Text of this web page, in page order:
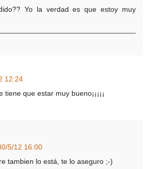
Yo la verdad es que estoy muy
12:24
que estar muy bueno¡¡¡¡¡
5/12 16:00
tambien lo está, te lo aseguro ;-)